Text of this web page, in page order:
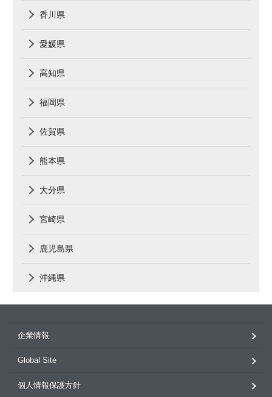
香川県
愛媛県
高知県
福岡県
佐賀県
熊本県
大分県
宮崎県
鹿児島県
沖縄県
企業情報
Global Site
個人情報保護方針